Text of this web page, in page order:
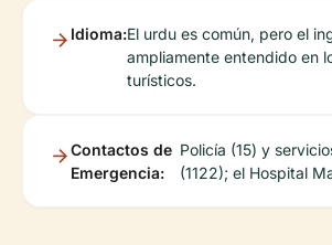
Idioma:El urdu es común, pero el
ampliamente entendido en
turísticos.
Contactos de
Emergencia:
Policía (15) y
(1122); el Hospital